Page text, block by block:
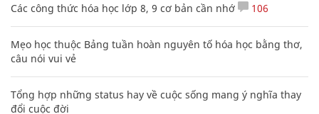
Các công thức hóa học lớp 8, 9 cơ bản cần nhớ 106
Mẹo học thuộc Bảng tuần hoàn nguyên tố hóa học bằng thơ,
câu nói vui vẻ
Tổng hợp những status hay về cuộc sống mang ý nghĩa thay
đổi cuộc đời